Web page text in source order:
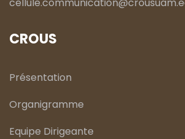
CROUS
Présentation
Organigramme
Equipe Dirigeante